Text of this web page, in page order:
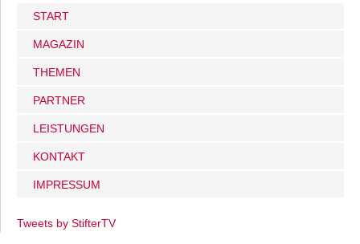
START
MAGAZIN
THEMEN
PARTNER
LEISTUNGEN
KONTAKT
IMPRESSUM
Tweets by StifterTV